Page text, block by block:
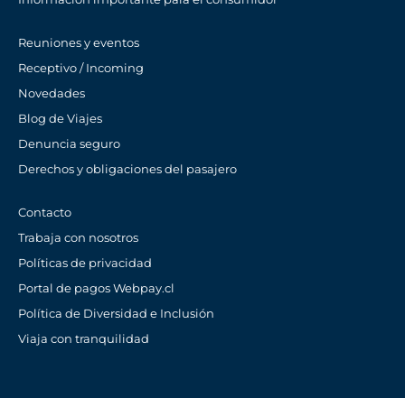
Reuniones y eventos
Receptivo / Incoming
Novedades
Blog de Viajes
Denuncia seguro
Derechos y obligaciones del pasajero
Contacto
Trabaja con nosotros
Políticas de privacidad
Portal de pagos Webpay.cl
Política de Diversidad e Inclusión
Viaja con tranquilidad